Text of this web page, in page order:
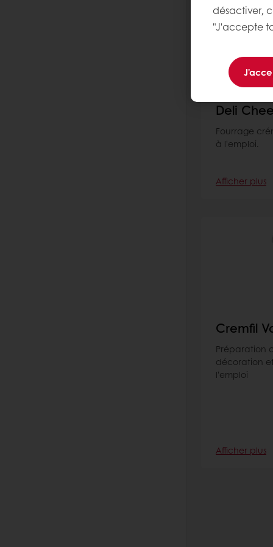
Deli
Fourrage
à l'emploi.
Afficher plus
Cremfil
Préparation
décoration
l'emploi
Afficher plus
désactiver,
"J'accepte